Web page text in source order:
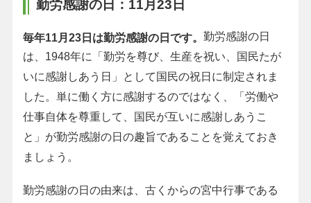
勤労感謝の日：11月23日
毎年11月23日は勤労感謝の日です。 勤労感謝の日
は、1948年に「勤労を尊び、生産を祝い、国民たが
いに感謝しあう日」として国民の祝日に制定されま
した。単に働く方に感謝するのではなく、「労働や
仕事自体を尊重して、国民が互いに感謝しあうこ
と」が勤労感謝の日の趣旨であることを覚えておき
ましょう。
勤労感謝の日の由来は、古くからの宮中行事である